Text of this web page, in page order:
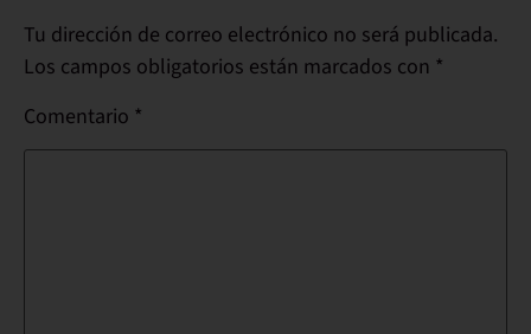
Tu dirección de correo electrónico no será publicada.
Los campos obligatorios están marcados con *
Comentario *